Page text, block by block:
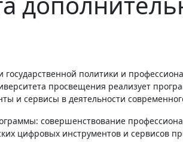
просвещения реализует
и сервисы в деятельности
совершенствование
цифровых инструментов и сервисов